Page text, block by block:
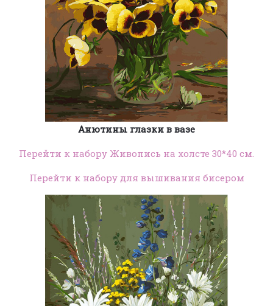
Анютины глазки в вазе
Перейти к набору Живопись на холсте 30*40 см.
Перейти к набору для вышивания бисером